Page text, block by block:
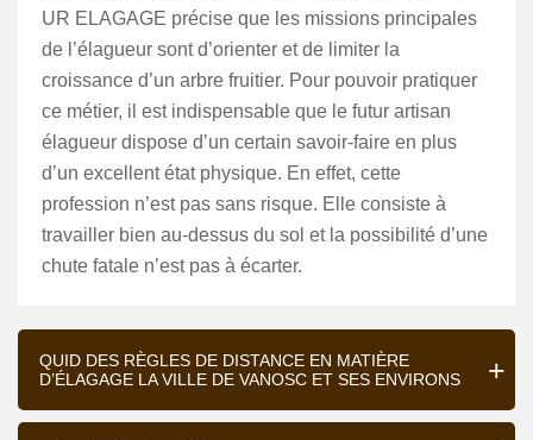
UR ELAGAGE précise que les missions principales
de l’élagueur sont d’orienter et de limiter la
croissance d’un arbre fruitier. Pour pouvoir pratiquer
ce métier, il est indispensable que le futur artisan
élagueur dispose d’un certain savoir-faire en plus
d’un excellent état physique. En effet, cette
profession n’est pas sans risque. Elle consiste à
travailler bien au-dessus du sol et la possibilité d’une
chute fatale n’est pas à écarter.
QUID DES RÈGLES DE DISTANCE EN MATIÈRE
D’ÉLAGAGE LA VILLE DE VANOSC ET SES ENVIRONS